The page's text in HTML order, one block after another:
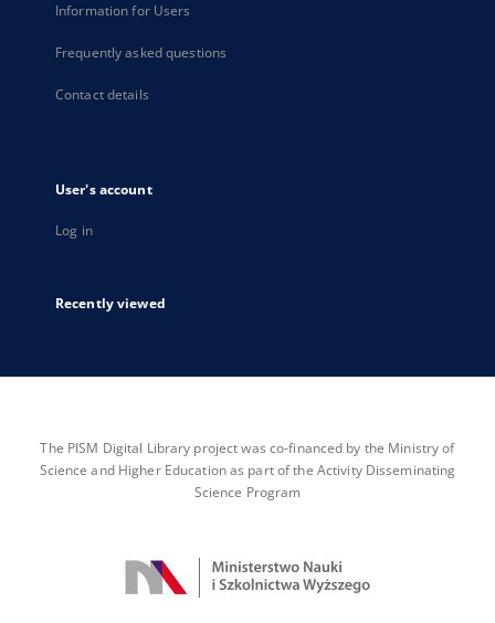
Information for Users
Frequently asked questions
Contact details
User's account
Log in
Recently viewed
The PISM Digital Library project was co-financed by the Ministry of
Science and Higher Education as part of the Activity Disseminating
Science Program